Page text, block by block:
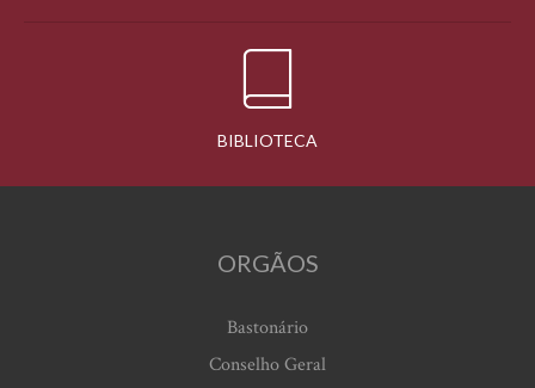
BIBLIOTECA
ORGÃOS
Bastonário
Conselho Geral